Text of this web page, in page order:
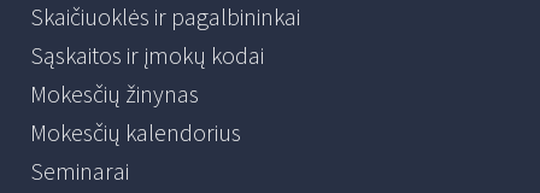
Skaičiuoklės ir pagalbininkai
Sąskaitos ir įmokų kodai
Mokesčių žinynas
Mokesčių kalendorius
Seminarai